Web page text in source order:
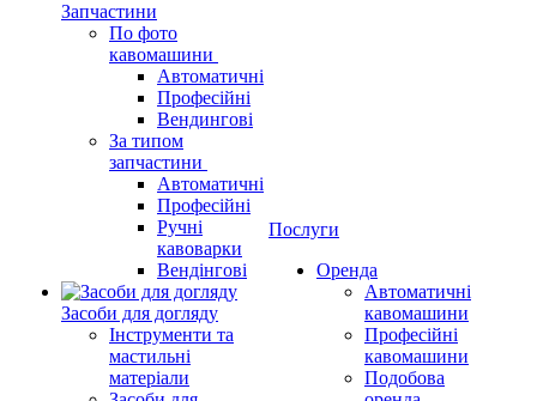
Запчастини
По фото
кавомашини
Автоматичні
Професійні
Вендингові
За типом
запчастини
Автоматичні
Професійні
Ручні
кавоварки
Вендінгові
Засоби для догляду
Інструменти та
мастильні
матеріали
Послуги
Оренда
Автоматичні
кавомашини
Професійні
кавомашини
Подобова